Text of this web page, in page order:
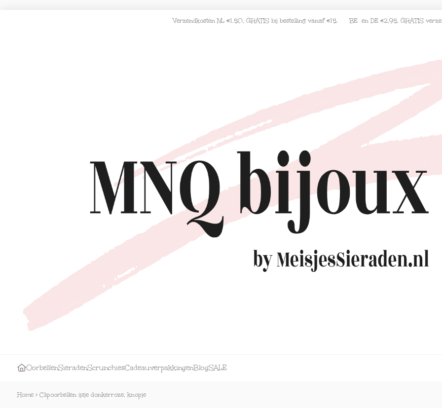
Verzendkosten NL €1,50, GRATIS bij bestelling vanaf €15. BE en DE €2,95, GRATIS
OorbellenSieradenScrunchiesCadeauverpakkingenBlogSALE
Home > Clipoorbellen ijsje donkerroze, knopje